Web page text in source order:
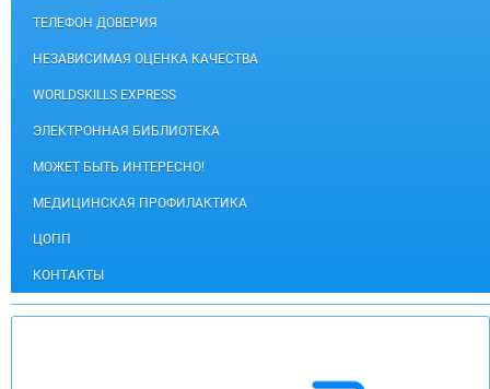
ТЕЛЕФОН ДОВЕРИЯ
НЕЗАВИСИМАЯ ОЦЕНКА КАЧЕСТВА
WORLDSKILLS EXPRESS
ЭЛЕКТРОННАЯ БИБЛИОТЕКА
МОЖЕТ БЫТЬ ИНТЕРЕСНО!
МЕДИЦИНСКАЯ ПРОФИЛАКТИКА
ЦОПП
КОНТАКТЫ